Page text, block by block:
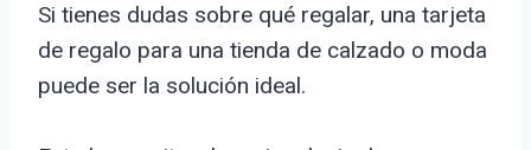
Si tienes dudas sobre qué regalar, una tarjeta
de regalo para una tienda de calzado o moda
puede ser la solución ideal.